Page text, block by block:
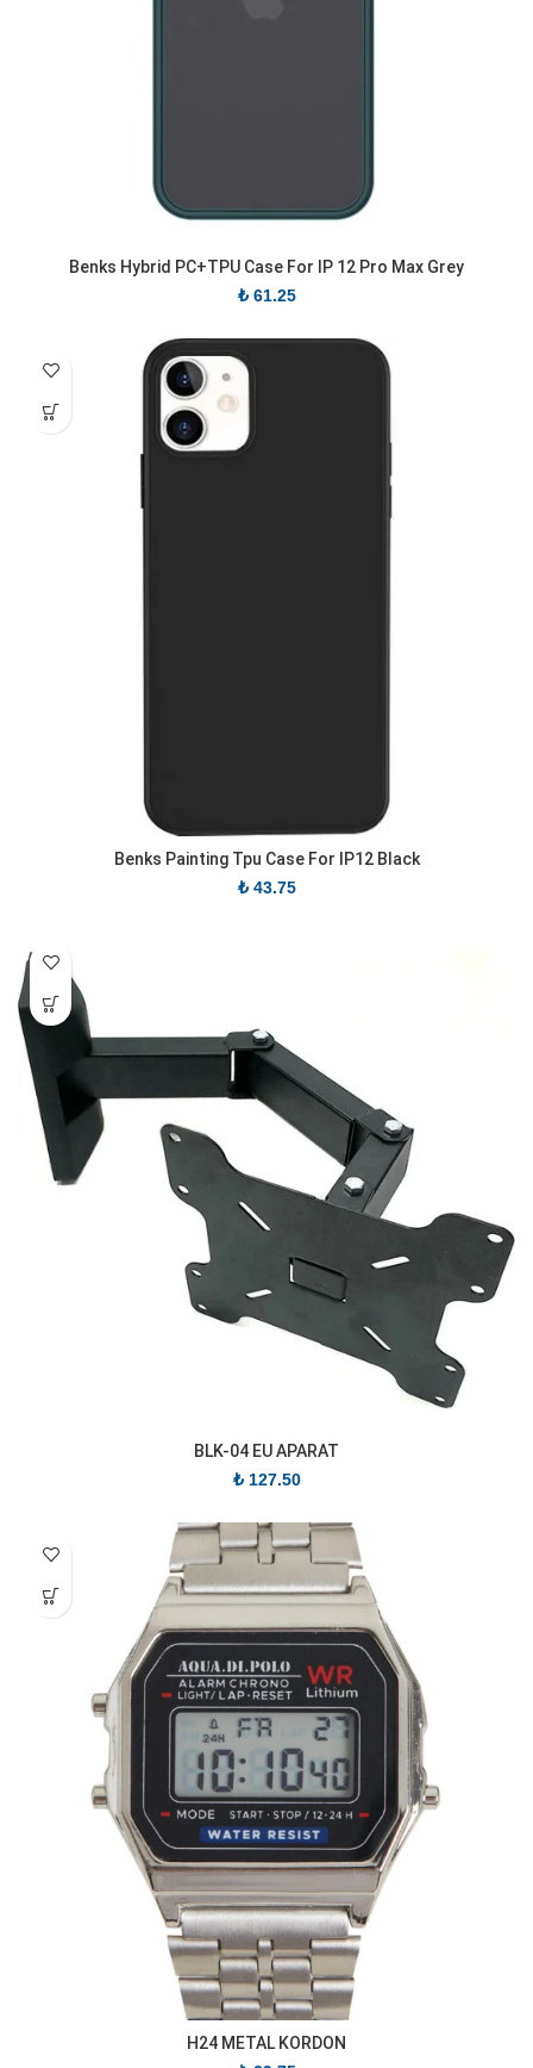
Benks Hybrid PC+TPU Case For IP 12 Pro Max Grey
₺61.25
Benks Painting Tpu Case For IP12 Black
₺43.75
BLK-04 EU APARAT
₺127.50
H24 METAL KORDON